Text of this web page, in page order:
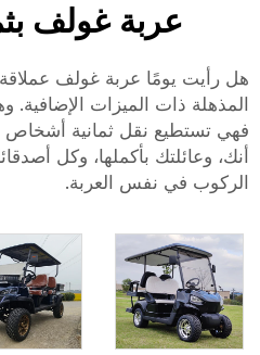
عربة غولف
المذهلة ذات الميزات
فهي تستطيع نقل ثمانية
أنك، وعائلتك بأكملها، وكل
الركوب في نفس العربة.